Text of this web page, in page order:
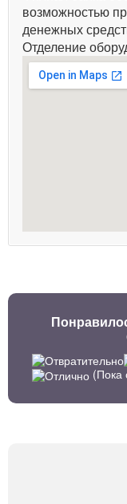
возможностью
денежных
Отделение
(Пока